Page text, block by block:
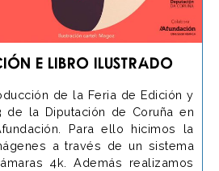
e Libro Ilustrado
de la Feria de Edición y
de la Diputación de Coruña en
Para ello hicimos la
a través de un sistema
4k. Además realizamos